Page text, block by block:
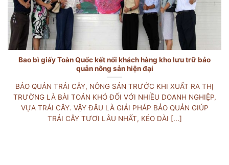
Bao bì giấy Toàn Quốc kết nối khách hàng kho lưu trữ bảo
quản nông sản hiện đại
BẢO QUẢN TRÁI CÂY, NÔNG SẢN TRƯỚC KHI XUẤT RA THỊ
TRƯỜNG LÀ BÀI TOÁN KHÓ ĐỐI VỚI NHIỀU DOANH NGHIỆP,
VỰA TRÁI CÂY. VẬY ĐÂU LÀ GIẢI PHÁP BẢO QUẢN GIÚP
TRÁI CÂY TƯƠI LÂU NHẤT, KÉO DÀI [...]